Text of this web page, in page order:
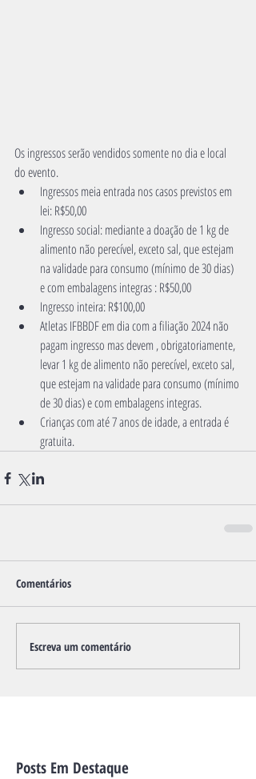
Os ingressos serão vendidos somente no dia e local
do evento.
Ingressos meia entrada nos casos previstos em
lei: R$50,00
Ingresso social: mediante a doação de 1 kg de
alimento não perecível, exceto sal, que estejam
na validade para consumo (mínimo de 30 dias)
e com embalagens integras : R$50,00
Ingresso inteira: R$100,00
Atletas IFBBDF em dia com a filiação 2024 não
pagam ingresso mas devem , obrigatoriamente,
levar 1 kg de alimento não perecível, exceto sal,
que estejam na validade para consumo (mínimo
de 30 dias) e com embalagens integras.
Crianças com até 7 anos de idade, a entrada é
gratuita.
Comentários
Escreva um comentário
Posts Em Destaque